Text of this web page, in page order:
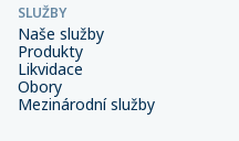
SLUŽBY
Naše služby
Produkty
Likvidace
Obory
Mezinárodní služby